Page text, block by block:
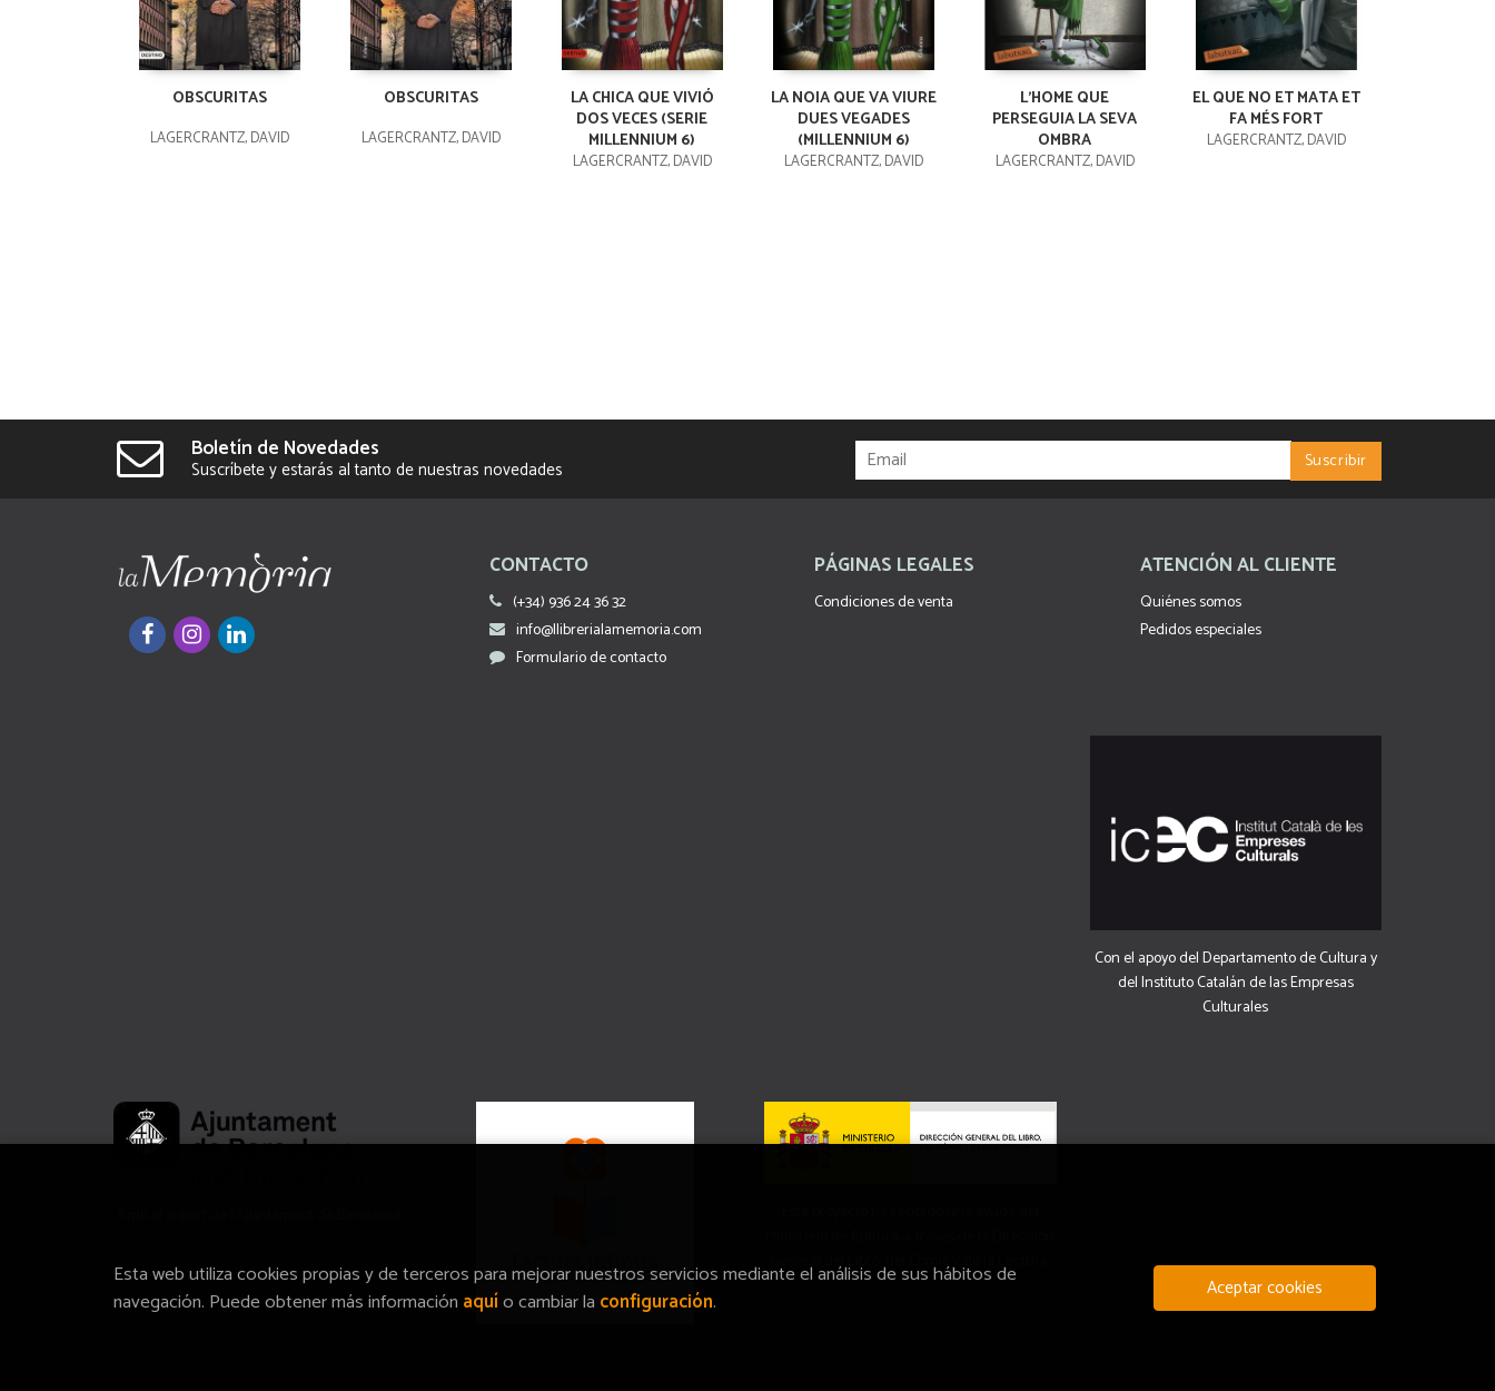
OBSCURITAS
LAGERCRANTZ, DAVID
OBSCURITAS
LAGERCRANTZ, DAVID
LA CHICA QUE VIVIÓ
DOS VECES (SERIE
MILLENNIUM 6)
LAGERCRANTZ, DAVID
LA NOIA QUE VA VIURE
DUES VEGADES
(MILLENNIUM 6)
LAGERCRANTZ, DAVID
L'HOME QUE
PERSEGUIA LA SEVA
OMBRA
LAGERCRANTZ, DAVID
EL QUE NO ET MATA ET
FA MÉS FORT
LAGERCRANTZ, DAVID
Boletín de Novedades
Suscríbete y estarás al tanto de nuestras novedades
CONTACTO
(+34) 936 24 36 32
info@llibrerialamemoria.com
Formulario de contacto
PÁGINAS LEGALES
Condiciones de venta
ATENCIÓN AL CLIENTE
Quiénes somos
Pedidos especiales
Con el apoyo del Departamento de Cultura y
del Instituto Catalán de las Empresas
Culturales
General del Libro, del Cómic y de la Lectura.
Esta web utiliza cookies propias y de terceros para mejorar nuestros servicios mediante el análisis de sus hábitos de
navegación. Puede obtener más información aquío cambiar la configuración. Aceptar cookies